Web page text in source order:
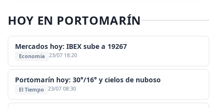
HOY EN PORTOMARÍN
Mercados hoy: IBEX sube a 19267
Economía 23/07 18:20
Portomarín hoy: 30°/16° y cielos de nuboso
El Tiempo 23/07 08:30